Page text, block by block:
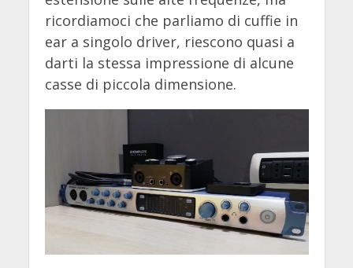
ricordiamoci che parliamo di cuffie in
ear a singolo driver, riescono quasi a
darti la stessa impressione di alcune
casse di piccola dimensione.